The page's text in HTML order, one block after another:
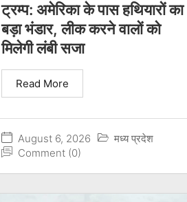
ट्रम्प: अमेरिका के पास हथियारों का
बड़ा भंडार, लीक करने वालों को
मिलेगी लंबी सजा
August 6, 2026
मध्य प्रदेश
Comment (0)
Read More